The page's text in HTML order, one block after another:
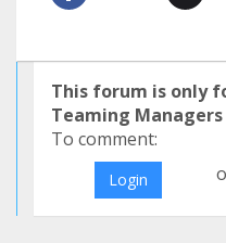
This forum is only
Teaming
To comment:
Login o